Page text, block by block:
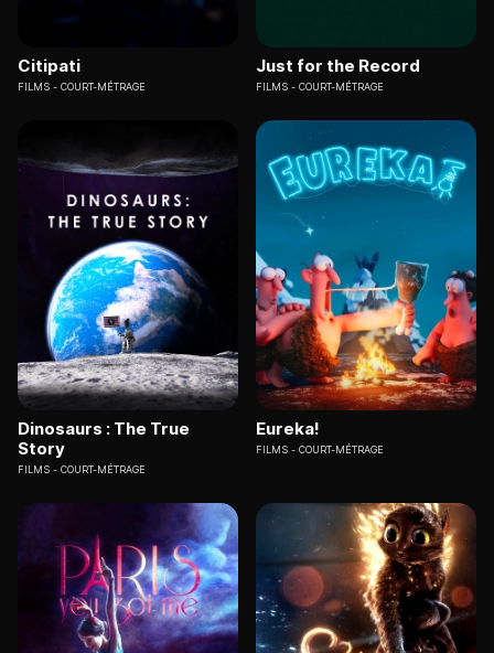
Citipati
FILMS COURT-MÉTRAGE
Just for the Record
FILMS COURT-MÉTRAGE
Dinosaurs : The True
Story
FILMS COURT-MÉTRAGE
Eureka!
FILMS COURT-MÉTRAGE